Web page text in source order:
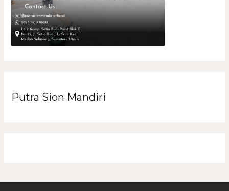
Putra Sion Mandiri